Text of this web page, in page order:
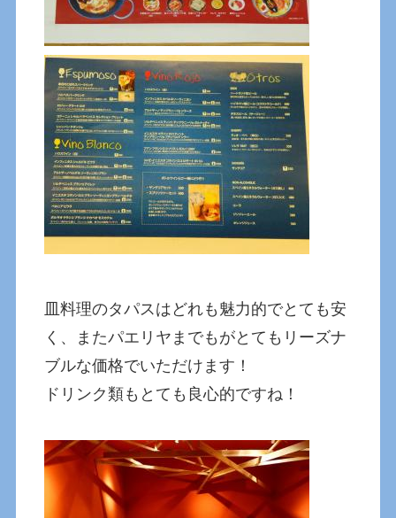
皿料理のタパスはどれも魅力的でとても安
く、またパエリヤまでもがとてもリーズナ
ブルな価格でいただけます！
ドリンク類もとても良心的ですね！